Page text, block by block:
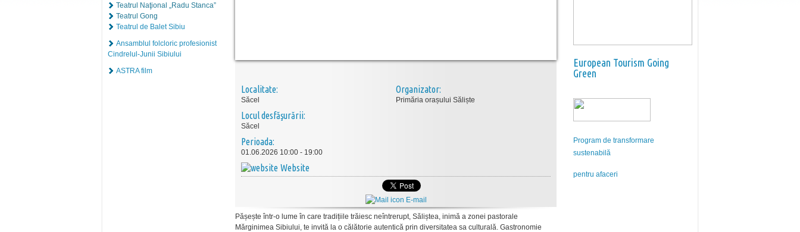
Teatrul Naţional „Radu Stanca”
Teatrul Gong
Teatrul de Balet Sibiu
Ansamblul folcloric profesionist
Cindrelul-Junii Sibiului
ASTRA film
Localitate:
Săcel
Locul desfăşurării:
Săcel
Perioada:
01.06.2026 10:00 - 19:00
Website
Organizator:
Primăria orașului Săliște
E-mail
Pășește într-o lume în care tradițiile trăiesc neîntrerupt, Săliștea, inimă a zonei pastorale
Mărginimea Sibiului, te invită la o călătorie autentică prin diversitatea sa culturală. Gastronomie
European Tourism Going
Green
Program de transformare
sustenabilă
pentru afaceri